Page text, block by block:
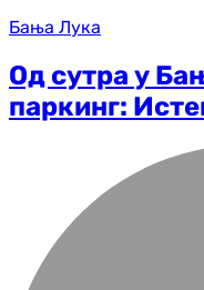
Бања Лука
Од сутра у
паркинг: